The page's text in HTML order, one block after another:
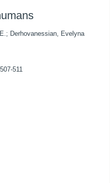
; Derhovanessian, Evelyna
511